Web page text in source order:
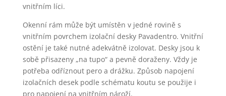
vnitřním líci.
Okenní rám může být umístěn v jedné rovině s
vnitřním povrchem izolační desky Pavadentro. Vnitřní
ostění je také nutné adekvátně izolovat. Desky jsou k
sobě přisazeny „na tupo“ a pevně doraženy. Vždy je
potřeba odříznout pero a drážku. Způsob napojení
izolačních desek podle schématu koutu se použije i
pro napojení na vnitřním nároží.